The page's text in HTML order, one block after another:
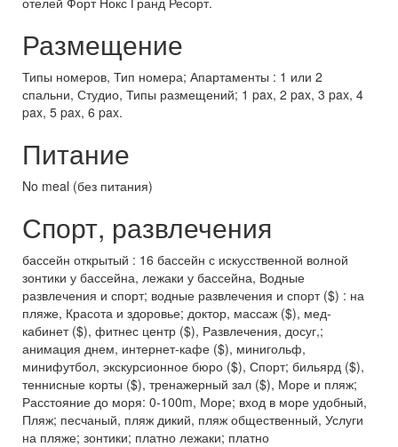
Размещение
Типы номеров, Тип номера; Апартаменты : 1 или 2
спальни, Студио, Типы размещений; 1 pax, 2 pax, 3 pax, 4
pax, 5 pax, 6 pax.
Питание
No meal (без питания)
Спорт, развлечения
бассейн открытый : 16 бассейн с искусственной волной
зонтики у бассейна, лежаки у бассейна, Водные
развлечения и спорт; водные развлечения и спорт ($) : на
пляже, Красота и здоровье; доктор, массаж ($), мед-
кабинет ($), фитнес центр ($), Развлечения, досуг,;
анимация днем, интернет-кафе ($), минигольф,
минифутбол, экскурсионное бюро ($), Спорт; бильярд ($),
теннисные корты ($), тренажерный зал ($), Море и пляж;
Расстояние до моря: 0-100m, Море; вход в море удобный,
Пляж; песчаный, пляж дикий, пляж общественный, Услуги
на пляже; зонтики; платно лежаки; платно